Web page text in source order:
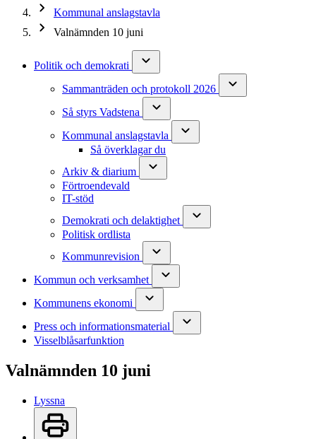
Kommunal anslagstavla
Valnämnden 10 juni
Politik och demokrati
Sammanträden och protokoll 2026
Så styrs Vadstena
Kommunal anslagstavla
Så överklagar du
Arkiv & diarium
Förtroendevald
IT-stöd
Demokrati och delaktighet
Politisk ordlista
Kommunrevision
Kommun och verksamhet
Kommunens ekonomi
Press och informationsmaterial
Visselblåsarfunktion
Valnämnden 10 juni
Lyssna